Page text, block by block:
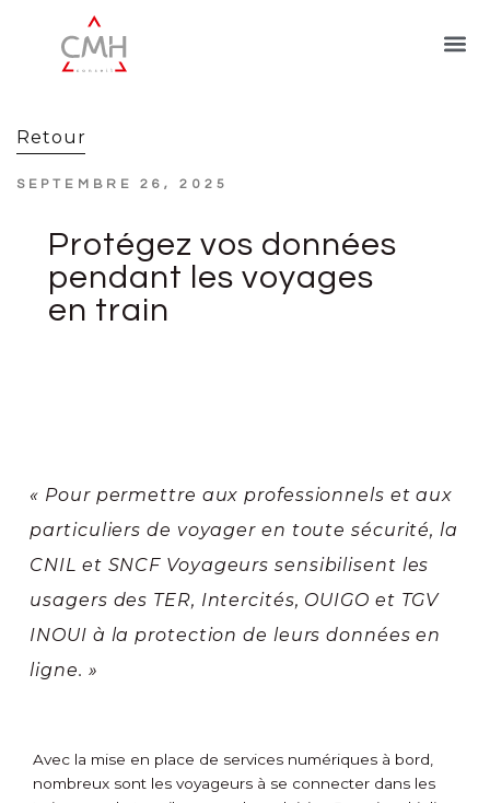
Retour
SEPTEMBRE 26, 2025
Protégez vos données
pendant les voyages
en train
« Pour permettre aux professionnels et aux
particuliers de voyager en toute sécurité, la
CNIL et SNCF Voyageurs sensibilisent les
usagers des TER, Intercités, OUIGO et TGV
INOUI à la protection de leurs données en
ligne. »
Avec la mise en place de services numériques à bord,
nombreux sont les voyageurs à se connecter dans les